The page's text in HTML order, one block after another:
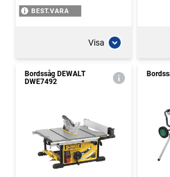
BEST.VARA
Visa
Bordssåg DEWALT
DWE7492